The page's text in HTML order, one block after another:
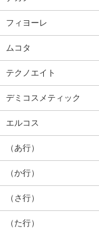
フィヨーレ
ムコタ
テクノエイト
デミコスメティック
エルコス
（あ行）
（か行）
（さ行）
（た行）